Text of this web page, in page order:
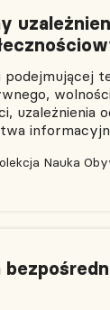
podejmującej
uzależnienia
Nauka